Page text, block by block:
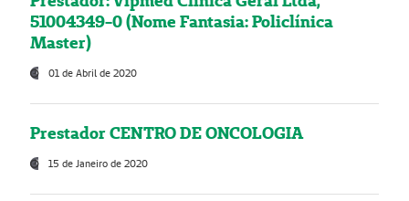
51004349-0 (Nome Fantasia: Policlínica
Master)
01 de Abril de 2020
Prestador CENTRO DE ONCOLOGIA
15 de Janeiro de 2020